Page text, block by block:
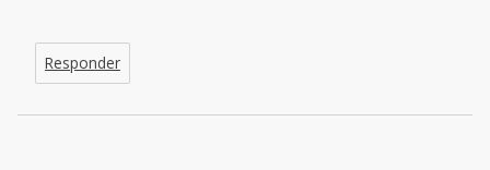
Responder